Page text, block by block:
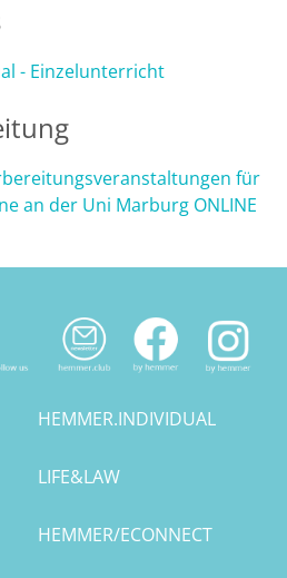
- Einzelunterricht
für
an der Uni Marburg ONLINE
HEMMER.INDIVIDUAL
LIFE&LAW
HEMMER/ECONNECT